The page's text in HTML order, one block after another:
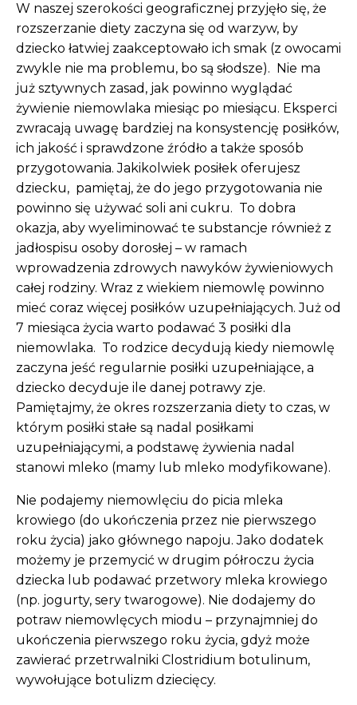
W naszej szerokości geograficznej przyjęło się, że
rozszerzanie diety zaczyna się od warzyw, by
dziecko łatwiej zaakceptowało ich smak (z owocami
zwykle nie ma problemu, bo są słodsze). Nie ma
już sztywnych zasad, jak powinno wyglądać
żywienie niemowlaka miesiąc po miesiącu. Eksperci
zwracają uwagę bardziej na konsystencję posiłków,
ich jakość i sprawdzone źródło a także sposób
przygotowania. Jakikolwiek posiłek oferujesz
dziecku, pamiętaj, że do jego przygotowania nie
powinno się używać soli ani cukru. To dobra
okazja, aby wyeliminować te substancje również z
jadłospisu osoby dorosłej – w ramach
wprowadzenia zdrowych nawyków żywieniowych
całej rodziny. Wraz z wiekiem niemowlę powinno
mieć coraz więcej posiłków uzupełniających. Już od
7 miesiąca życia warto podawać 3 posiłki dla
niemowlaka. To rodzice decydują kiedy niemowlę
zaczyna jeść regularnie posiłki uzupełniające, a
dziecko decyduje ile danej potrawy zje.
Pamiętajmy, że okres rozszerzania diety to czas, w
którym posiłki stałe są nadal posiłkami
uzupełniającymi, a podstawę żywienia nadal
stanowi mleko (mamy lub mleko modyfikowane).
Nie podajemy niemowlęciu do picia mleka
krowiego (do ukończenia przez nie pierwszego
roku życia) jako głównego napoju. Jako dodatek
możemy je przemycić w drugim półroczu życia
dziecka lub podawać przetwory mleka krowiego
(np. jogurty, sery twarogowe). Nie dodajemy do
potraw niemowlęcych miodu – przynajmniej do
ukończenia pierwszego roku życia, gdyż może
zawierać przetrwalniki Clostridium botulinum,
wywołujące botulizm dziecięcy.